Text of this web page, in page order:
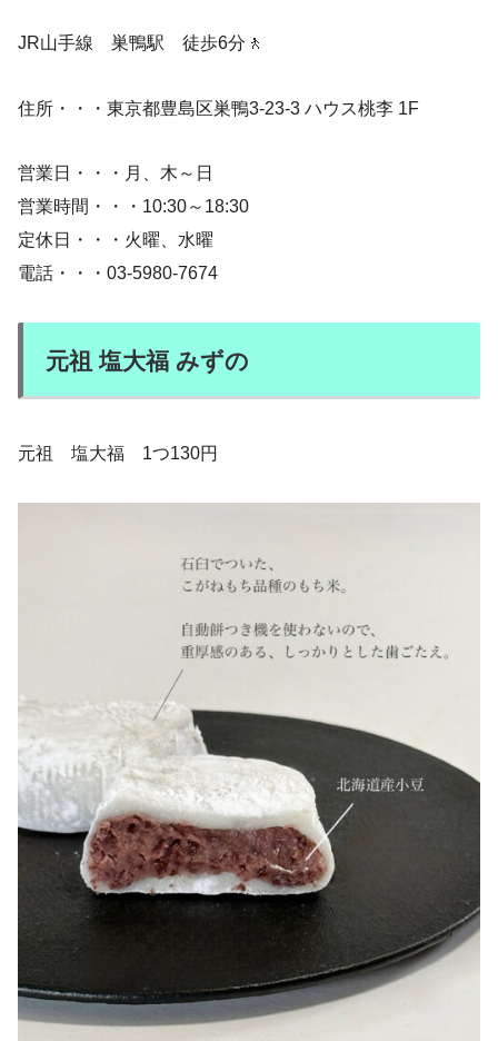
JR山手線 巣鴨駅 徒歩6分🚶
住所・・・東京都豊島区巣鴨3-23-3 ハウス桃李 1F
営業日・・・月、木～日
営業時間・・・10:30～18:30
定休日・・・火曜、水曜
電話・・・03-5980-7674
元祖 塩大福 みずの
元祖 塩大福 1つ130円